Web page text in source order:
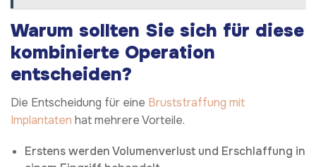
Warum sollten Sie sich für diese
kombinierte Operation
entscheiden?
Die Entscheidung für eine Bruststraffung mit
Implantaten hat mehrere Vorteile.
Erstens werden Volumenverlust und Erschlaffung in